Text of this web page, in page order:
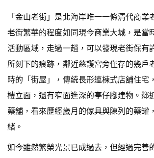
「金山老街」是北海岸唯一一條清代商業
老街繁華的程度如同現今商業大城，是當
活動區域，走過一趟，可以發現老街保有
所刻下的痕跡，鄰近慈護宮旁僅存的幾戶
時的「街屋」，傳統長形連棟式店舖住宅
樓立面，還有窄面進深的亭仔腳建物。鄰
藥舖，看來歷經歲月的傢具與陳列的藥罐
緒。
如今雖然繁榮光景已成過去，但經過完善